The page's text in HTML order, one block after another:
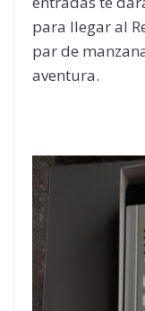
para llegar al
par de
aventura.